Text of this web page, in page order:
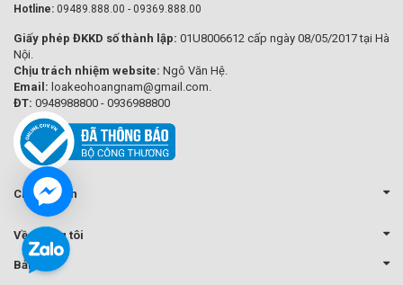
Hotline: 09489.888.00 - 09369.888.00
Giấy phép ĐKKD số thành lập: 01U8006612 cấp ngày 08/05/2017 tại Hà
Nội.
Chịu trách nhiệm website: Ngô Văn Hệ.
Email: loakeohoangnam@gmail.com.
ĐT: 0948988800 - 0936988800
Chính sách
Về chúng tôi
Bản đồ